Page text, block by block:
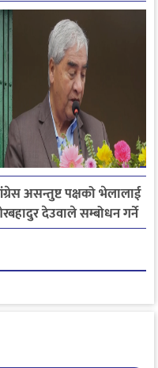
निर्देशन
असन्तुष्ट पक्षको भेलालाई
देउवाले सम्बोधन गर्ने